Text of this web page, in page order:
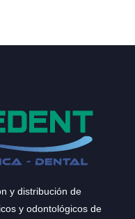
y distribución de
y odontológicos de